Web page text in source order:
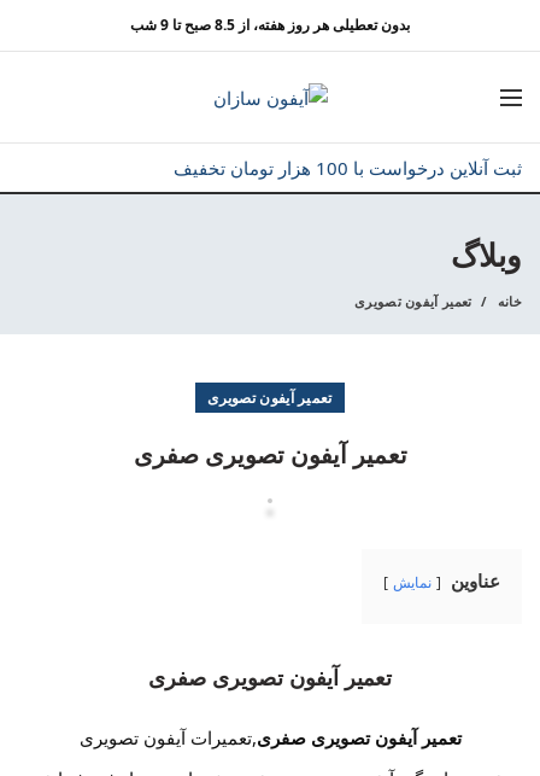
بدون تعطیلی هر روز هفته، از 8.5 صبح تا 9 شب
ثبت آنلاین درخواست با 100 هزار تومان تخفیف
وبلاگ
خانه تعمیر آیفون تصویری
تعمیر آیفون تصویری
تعمیر آیفون تصویری صفری
عناوین نمایش
تعمیر آیفون تصویری صفری
تعمیر آیفون تصویری صفری,تعمیرات آیفون تصویری